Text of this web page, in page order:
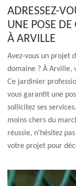
ADRESSEZ-
UNE POSE DE
À ARVILLE
Avez-vous un projet
domaine ? À Arville,
Ce jardinier
vous garantit une
sollicitez ses
moins chers du
réussie, n’hésitez
votre projet pour